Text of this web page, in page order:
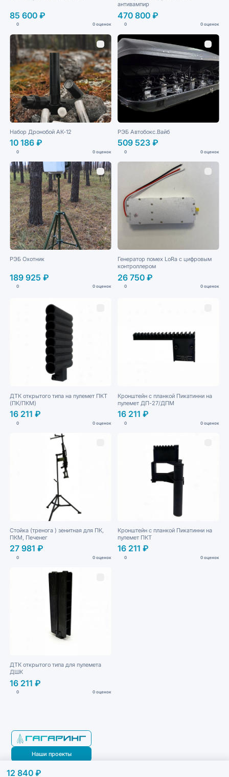
85 600 ₽
0 0 оценок
антивампир
470 800 ₽
0 0 оценок
Набор Дронобой АК-12
10 186 ₽
0 0 оценок
РЭБ Автобокс.Вайб
509 523 ₽
0 0 оценок
РЭБ Охотник
189 925 ₽
0 0 оценок
Генератор помех LoRa с цифровым
контроллером
26 750 ₽
0 0 оценок
ДТК открытого типа на пулемет ПКТ
(ПК/ПКМ)
16 211 ₽
0 0 оценок
Кронштейн с планкой Пикатинни на
пулемет ДП-27/ДПМ
16 211 ₽
0 0 оценок
Стойка (тренога ) зенитная для ПК,
ПКМ, Печенег
27 981 ₽
0 0 оценок
Кронштейн с планкой Пикатинни на
пулемет ПКТ
16 211 ₽
0 0 оценок
ДТК открытого типа для пулемета
ДШК
16 211 ₽
0 0 оценок
12 840 ₽
Наши проекты